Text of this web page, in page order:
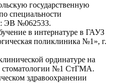
государственную
специальности
ЭВ №062533.
в интернатуре в ГАУЗ
поликлиника №1», г.
ординатуре на
стоматологии №1 СтГМА.
здравоохранении